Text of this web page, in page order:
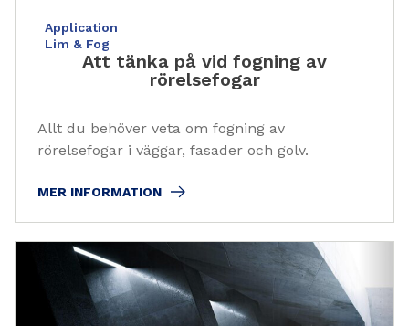
Application
Lim & Fog
Att tänka på vid fogning av
rörelsefogar
Allt du behöver veta om fogning av
rörelsefogar i väggar, fasader och golv.
MER INFORMATION